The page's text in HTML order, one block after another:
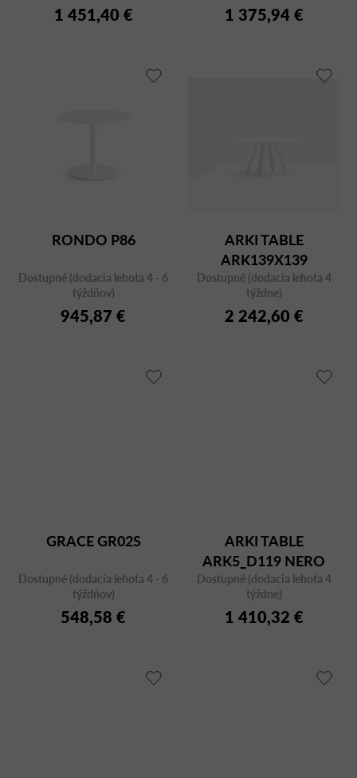
1 451,40 € 1 375,94 €
RONDO P86
Dostupné (dodacia lehota 4 - 6
týždňov)
945,87 €
ARKI TABLE
ARK139X139
BIANCO/CFC BI
Dostupné (dodacia lehota 4
týždne)
2 242,60 €
GRACE GR02S
Dostupné (dodacia lehota 4 - 6
týždňov)
548,58 €
ARKI TABLE
ARK5_D119 NERO
Dostupné (dodacia lehota 4
týždne)
1 410,32 €